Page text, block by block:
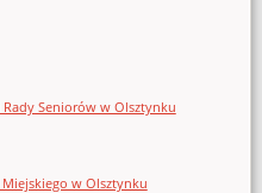
Seniorów w Olsztynku
w Olsztynku